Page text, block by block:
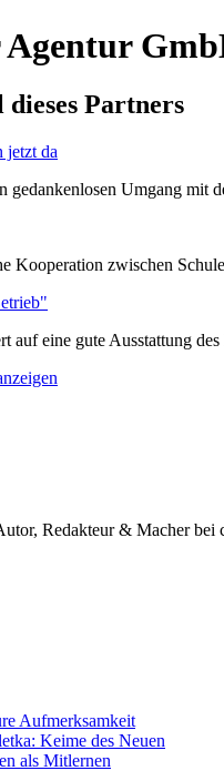
Partners
jetzt da
gedankenlosen Umgang mit
Kooperation zwischen
auf eine gute Ausstattung
Redakteur & Macher bei
Aufmerksamkeit
Keime des Neuen
als Mitlernen